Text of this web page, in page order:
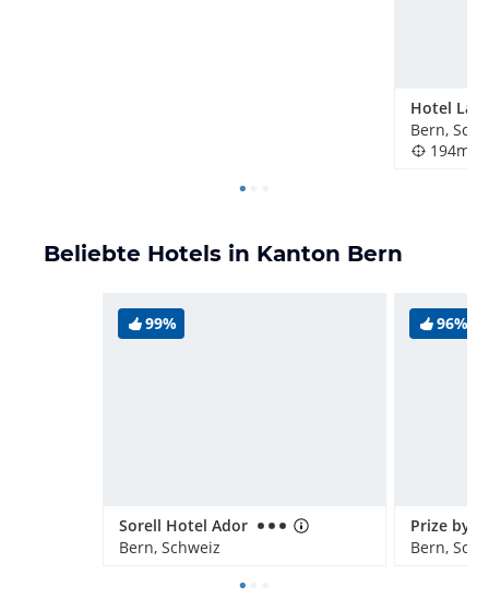
Bern,
194m
Beliebte Hotels in Kanton Bern
99%
Sorell Hotel Ador
Bern, Schweiz
96%
Bern,